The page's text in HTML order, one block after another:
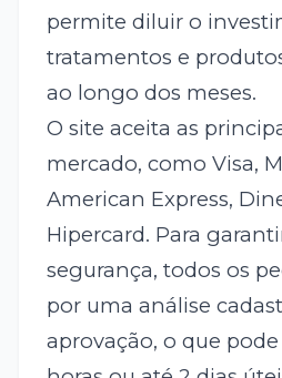
permite diluir o
tratamentos e
ao longo dos meses.
O site aceita as
mercado, como Visa,
American Express,
Hipercard. Para
segurança, todos os
por uma análise
aprovação, o que